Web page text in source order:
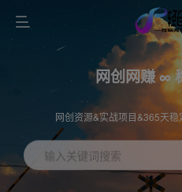
网创网赚 ∞
网创资源&实战项目&365天
输入关键词搜索